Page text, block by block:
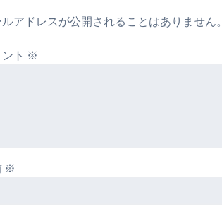
ルアドレスが公開されることはありません。
ト ※
※